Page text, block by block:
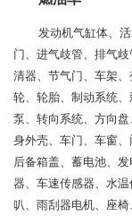
发动机气缸体、
门、进气歧管、排气
清器、节气门、车架
轮、轮胎、制动系统
泵、转向系统、方向
身外壳、车门、车窗、
后备箱盖、蓄电池、
器、车速传感器、水
叭、雨刮器电机、座